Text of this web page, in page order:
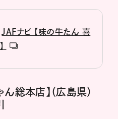
JAFナビ 【味の牛たん 喜
総本店】（広島県）